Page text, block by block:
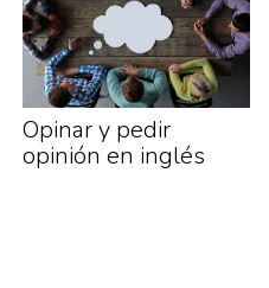
Opinar y pedir
opinión en inglés